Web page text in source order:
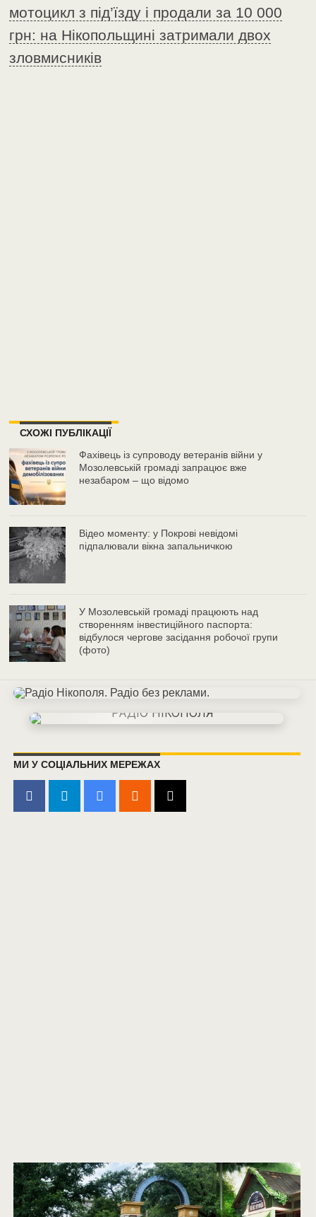
мотоцикл з під’їзду і продали за 10 000
грн: на Нікопольщині затримали двох
зловмисників
СХОЖІ ПУБЛІКАЦІЇ
Фахівець із супроводу ветеранів війни у
Мозолевській громаді запрацює вже
незабаром – що відомо
Відео моменту: у Покрові невідомі
підпалювали вікна запальничкою
У Мозолевській громаді працюють над
створенням інвестиційного паспорта:
відбулося чергове засідання робочої групи
(фото)
МИ У СОЦІАЛЬНИХ МЕРЕЖАХ